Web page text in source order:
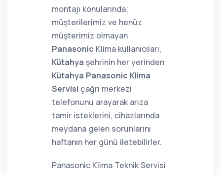
montajı konularında;
müşterilerimiz ve henüz
müşterimiz olmayan
Panasonic Klima kullanıcıları,
Kütahya şehrinin her yerinden
Kütahya Panasonic Klima
Servisi çağrı merkezi
telefonunu arayarak arıza
tamir isteklerini, cihazlarında
meydana gelen sorunlarını
haftanın her günü iletebilirler.
Panasonic Klima Teknik Servisi